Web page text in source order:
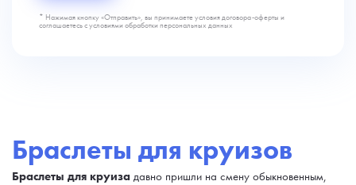
* Нажимая кнопку «Отправить», вы принимаете условия договора-оферты и
соглашаетесь с условиями обработки персональных данных
Браслеты для круизов
Браслеты для круиза давно пришли на смену обыкновенным,